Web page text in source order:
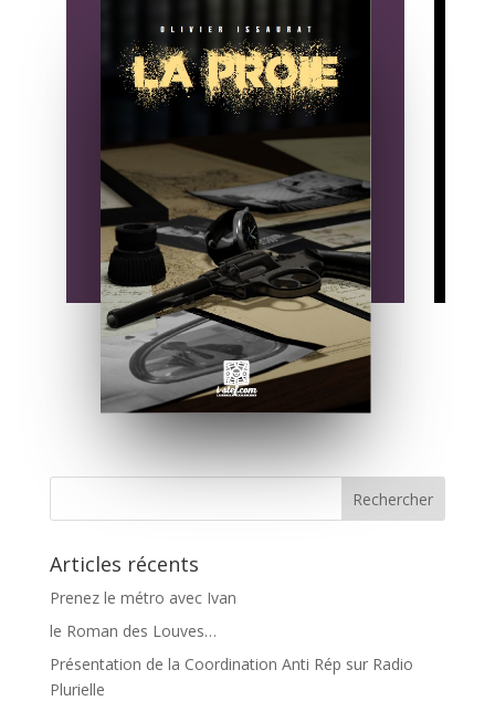
Articles récents
Prenez le métro avec Ivan
le Roman des Louves…
Présentation de la Coordination Anti Rép sur Radio
Plurielle